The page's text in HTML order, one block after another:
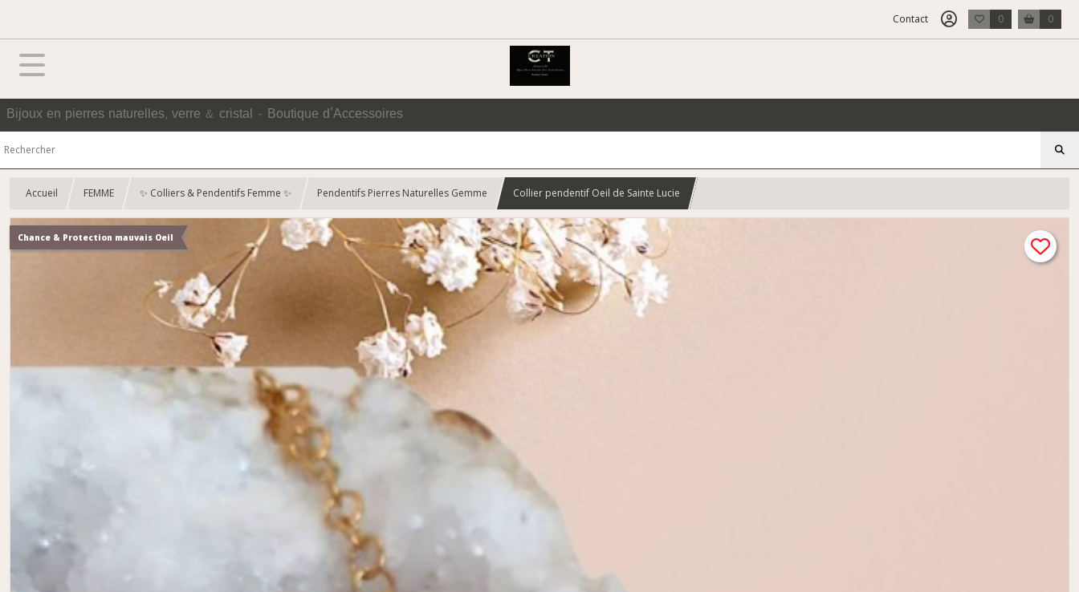
Contact 0 0
Bijoux en pierres naturelles, verre & cristal - Boutique d'Accessoires
Accueil FEMME ✨ Colliers & Pendentifs Femme ✨ Pendentifs Pierres Naturelles Gemme Collier pendentif Oeil de Sainte Lucie
Chance & Protection mauvais Oeil